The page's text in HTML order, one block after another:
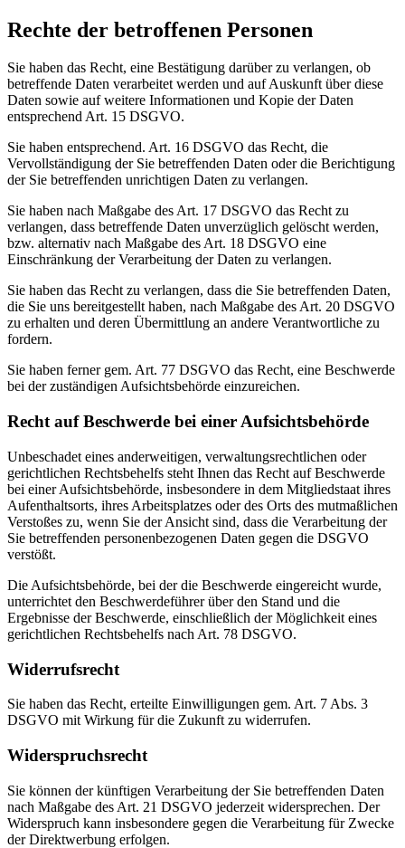
Rechte der betroffenen Personen
Sie haben das Recht, eine Bestätigung darüber zu verlangen, ob
betreffende Daten verarbeitet werden und auf Auskunft über diese
Daten sowie auf weitere Informationen und Kopie der Daten
entsprechend Art. 15 DSGVO.
Sie haben entsprechend. Art. 16 DSGVO das Recht, die
Vervollständigung der Sie betreffenden Daten oder die Berichtigung
der Sie betreffenden unrichtigen Daten zu verlangen.
Sie haben nach Maßgabe des Art. 17 DSGVO das Recht zu
verlangen, dass betreffende Daten unverzüglich gelöscht werden,
bzw. alternativ nach Maßgabe des Art. 18 DSGVO eine
Einschränkung der Verarbeitung der Daten zu verlangen.
Sie haben das Recht zu verlangen, dass die Sie betreffenden Daten,
die Sie uns bereitgestellt haben, nach Maßgabe des Art. 20 DSGVO
zu erhalten und deren Übermittlung an andere Verantwortliche zu
fordern.
Sie haben ferner gem. Art. 77 DSGVO das Recht, eine Beschwerde
bei der zuständigen Aufsichtsbehörde einzureichen.
Recht auf Beschwerde bei einer Aufsichtsbehörde
Unbeschadet eines anderweitigen, verwaltungsrechtlichen oder
gerichtlichen Rechtsbehelfs steht Ihnen das Recht auf Beschwerde
bei einer Aufsichtsbehörde, insbesondere in dem Mitgliedstaat ihres
Aufenthaltsorts, ihres Arbeitsplatzes oder des Orts des mutmaßlichen
Verstoßes zu, wenn Sie der Ansicht sind, dass die Verarbeitung der
Sie betreffenden personenbezogenen Daten gegen die DSGVO
verstößt.
Die Aufsichtsbehörde, bei der die Beschwerde eingereicht wurde,
unterrichtet den Beschwerdeführer über den Stand und die
Ergebnisse der Beschwerde, einschließlich der Möglichkeit eines
gerichtlichen Rechtsbehelfs nach Art. 78 DSGVO.
Widerrufsrecht
Sie haben das Recht, erteilte Einwilligungen gem. Art. 7 Abs. 3
DSGVO mit Wirkung für die Zukunft zu widerrufen.
Widerspruchsrecht
Sie können der künftigen Verarbeitung der Sie betreffenden Daten
nach Maßgabe des Art. 21 DSGVO jederzeit widersprechen. Der
Widerspruch kann insbesondere gegen die Verarbeitung für Zwecke
der Direktwerbung erfolgen.